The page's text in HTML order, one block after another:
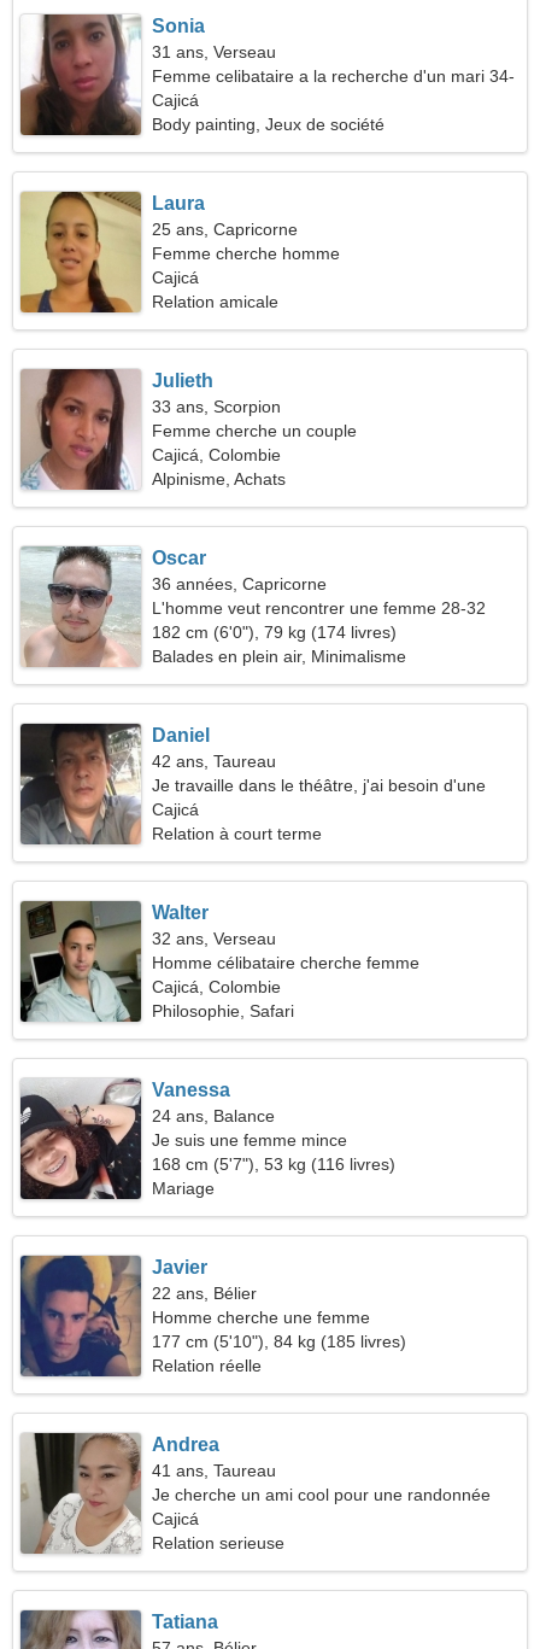
Sonia
31 ans, Verseau
Femme celibataire a la recherche d'un mari 34-
38
Cajicá
Body painting, Jeux de société
Laura
25 ans, Capricorne
Femme cherche homme
Cajicá
Relation amicale
Julieth
33 ans, Scorpion
Femme cherche un couple
Cajicá, Colombie
Alpinisme, Achats
Oscar
36 années, Capricorne
L'homme veut rencontrer une femme 28-32
182 cm (6'0"), 79 kg (174 livres)
Balades en plein air, Minimalisme
Daniel
42 ans, Taureau
Je travaille dans le théâtre, j'ai besoin d'une
femme enjouée
Cajicá
Relation à court terme
Walter
32 ans, Verseau
Homme célibataire cherche femme
Cajicá, Colombie
Philosophie, Safari
Vanessa
24 ans, Balance
Je suis une femme mince
168 cm (5'7"), 53 kg (116 livres)
Mariage
Javier
22 ans, Bélier
Homme cherche une femme
177 cm (5'10"), 84 kg (185 livres)
Relation réelle
Andrea
41 ans, Taureau
Je cherche un ami cool pour une randonnée
Cajicá
Relation serieuse
Tatiana